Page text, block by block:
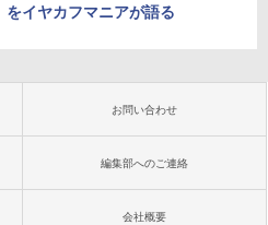
をイヤカフマニアが語る
お問い合わせ
編集部へのご連絡
会社概要